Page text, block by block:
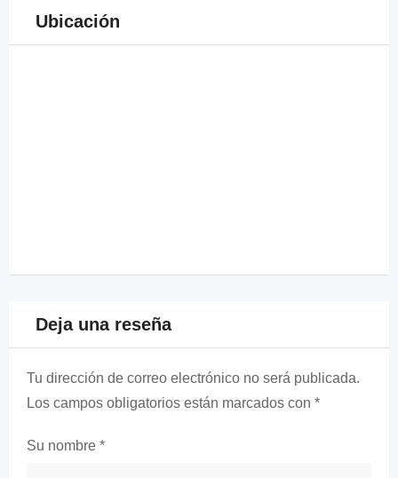
Ubicación
Deja una reseña
Tu dirección de correo electrónico no será publicada.
Los campos obligatorios están marcados con *
Su nombre *